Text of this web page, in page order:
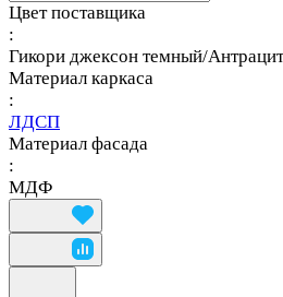
Цвет поставщика
:
Гикори джексон темный/
Материал каркаса
:
ЛДСП
Материал фасада
:
МДФ